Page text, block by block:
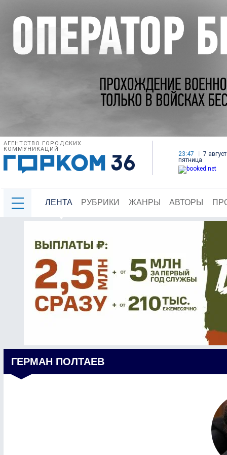
АГЕНТСТВО ГОРОДСКИХ
КОММУНИКАЦИЙ
23:47
7
пятница
ЛЕНТА РУБРИКИ ЖАНРЫ АВТОРЫ
ГЕРМАН ПОЛТАЕВ